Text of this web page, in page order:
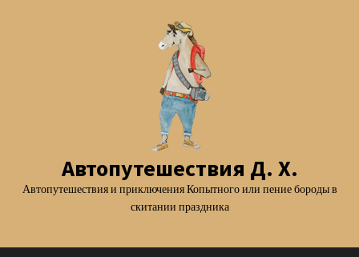
Автопутешествия Д. Х.
Автопутешествия и приключения Копытного или пение бороды в
скитании праздника